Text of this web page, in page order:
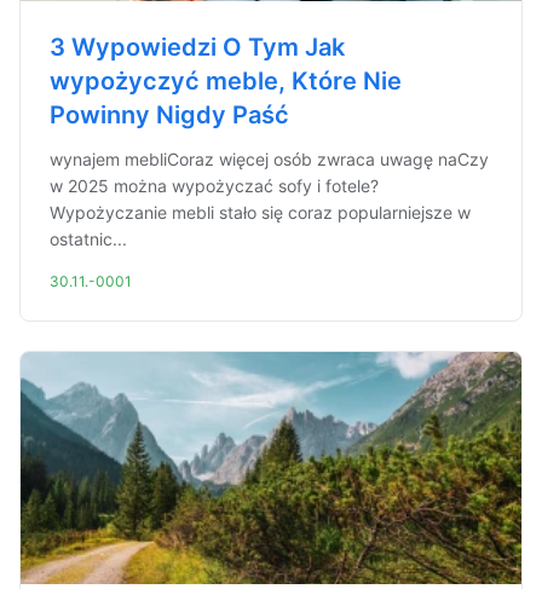
3 Wypowiedzi O Tym Jak
wypożyczyć meble, Które Nie
Powinny Nigdy Paść
wynajem mebliCoraz więcej osób zwraca uwagę naCzy
w 2025 można wypożyczać sofy i fotele?
Wypożyczanie mebli stało się coraz popularniejsze w
ostatnic...
30.11.-0001